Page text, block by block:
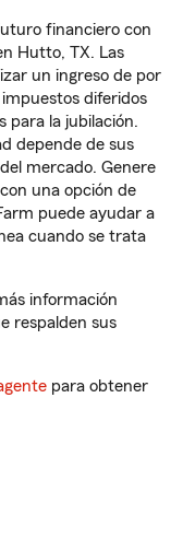
financiero con
Hutto, TX. Las
un ingreso de por
diferidos
para la jubilación.
depende de sus
mercado. Genere
una opción de
puede ayudar a
cuando se trata
información
respalden sus
para obtener